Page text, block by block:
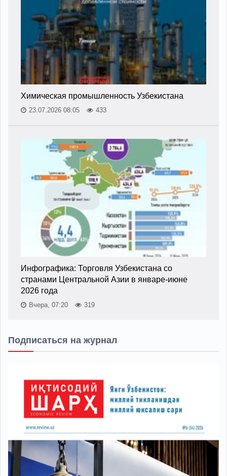
Химическая промышленность Узбекистана
23.07.2026 08:05 433
Инфографика: Торговля Узбекистана со
странами Центральной Азии в январе-июне
2026 года
Вчера, 07:20 319
Подписаться на журнал